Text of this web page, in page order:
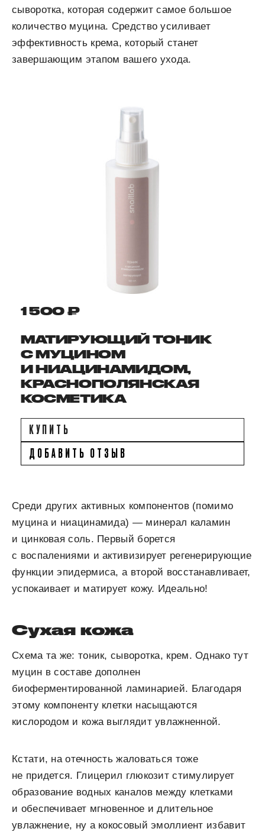
сыворотка, которая содержит самое большое
количество муцина. Средство усиливает
эффективность крема, который станет
завершающим этапом вашего ухода.
1 500 ₽
МАТИРУЮЩИЙ ТОНИК
С МУЦИНОМ
И НИАЦИНАМИДОМ,
КРАСНОПОЛЯНСКАЯ
КОСМЕТИКА
КУПИТЬ
ДОБАВИТЬ ОТЗЫВ
Среди других активных компонентов (помимо
муцина и ниацинамида) — минерал каламин
и цинковая соль. Первый борется
с воспалениями и активизирует регенерирующие
функции эпидермиса, а второй восстанавливает,
успокаивает и матирует кожу. Идеально!
Сухая кожа
Схема та же: тоник, сыворотка, крем. Однако тут
муцин в составе дополнен
биоферментированной ламинарией. Благодаря
этому компоненту клетки насыщаются
кислородом и кожа выглядит увлажненной.
Кстати, на отечность жаловаться тоже
не придется. Глицерил глюкозит стимулирует
образование водных каналов между клетками
и обеспечивает мгновенное и длительное
увлажнение, ну а кокосовый эмоллиент избавит